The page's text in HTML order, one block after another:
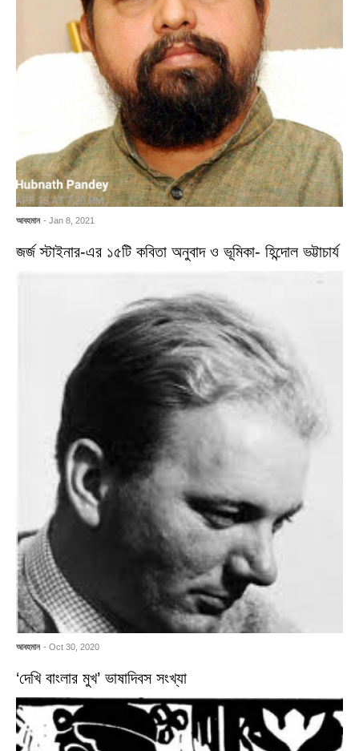
আবহমান - Jan 8, 2021
জর্জ স্টাইনার-এর ১৫টি কবিতা অনুবাদ ও ভূমিকা- হিন্দোল ভট্টাচার্য
আবহমান - Oct 30, 2020
‘দেখি বাংলার মুখ’ ভাষাদিবস সংখ্যা